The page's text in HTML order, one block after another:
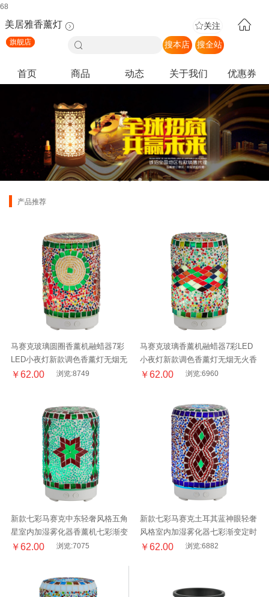
68
美居雅香薰灯
关注
旗舰店
搜本店 搜全站
首页 商品 动态 关于我们 优惠券
● ● ● ●
产品推荐
马赛克玻璃圆圈香薰机融蜡器7彩
LED小夜灯新款调色香薰灯无烟无
火香薰
￥62.00 浏览:8749
马赛克玻璃香薰机融蜡器7彩LED
小夜灯新款调色香薰灯无烟无火香
薰
￥62.00 浏览:6960
新款七彩马赛克中东轻奢风格五角
星室内加湿雾化器香薰机七彩渐变
定时
￥62.00 浏览:7075
新款七彩马赛克土耳其蓝神眼轻奢
风格室内加湿雾化器七彩渐变定时
￥62.00 浏览:6882